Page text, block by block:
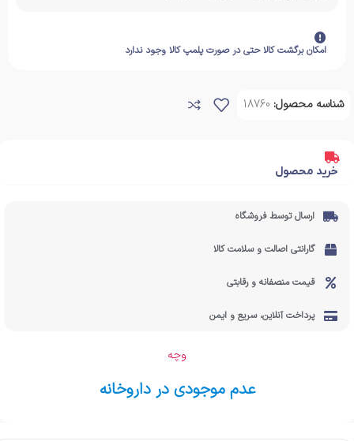
امکان برگشت کالا حتی در صورت پلمپ کالا وجود ندارد
شناسه محصول: 18760
خرید محصول
ارسال توسط فروشگاه
گارانتی اصالت و سلامت کالا
قیمت منصفانه و رقابتی
پرداخت آنلاین، سریع و ایمن
وچه
عدم موجودی در داروخانه